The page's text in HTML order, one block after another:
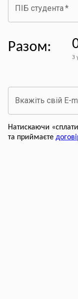
ПІБ студента*
Разом:
З
Натискаючи
та приймаєте